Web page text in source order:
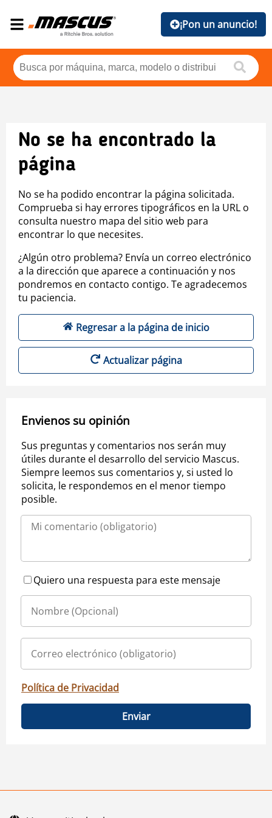
¡Pon un anuncio!
No se ha encontrado la
página
No se ha podido encontrar la página solicitada.
Comprueba si hay errores tipográficos en la URL o
consulta nuestro mapa del sitio web para
encontrar lo que necesites.
¿Algún otro problema? Envía un correo electrónico
a la dirección que aparece a continuación y nos
pondremos en contacto contigo. Te agradecemos
tu paciencia.
Regresar a la página de inicio
Actualizar página
Envienos su opinión
Sus preguntas y comentarios nos serán muy
útiles durante el desarrollo del servicio Mascus.
Siempre leemos sus comentarios y, si usted lo
solicita, le respondemos en el menor tiempo
posible.
Quiero una respuesta para este mensaje
Política de Privacidad
Enviar